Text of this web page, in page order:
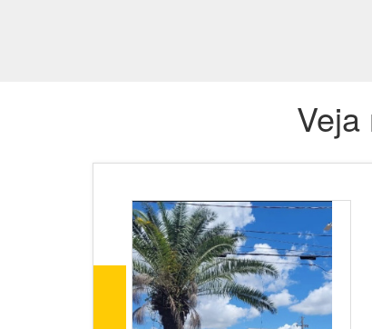
Veja